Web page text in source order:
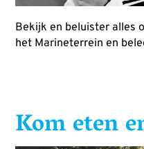
Bekijk en beluister alles
het Marineterrein en
Kom eten